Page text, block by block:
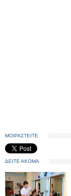
ΜΟΙΡΑΣΤΕΙΤΕ
ΔΕΙΤΕ ΑΚΟΜΑ